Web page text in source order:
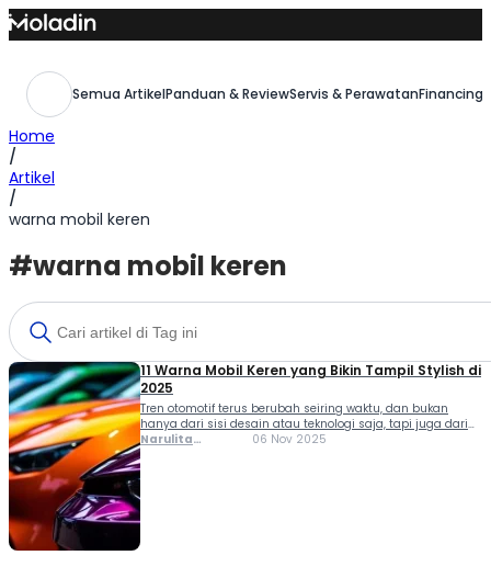
Skip
to
Semua ArtikelPanduan & ReviewServis & Perawatan
Home
/
Artikel
/
warna mobil keren
#warna mobil keren
11 Warna Mobil Keren yang Bikin Tampil Stylish di
2025
Tren otomotif terus berubah seiring waktu, dan bukan
hanya dari sisi desain atau teknologi saja, tapi juga dari
segi pilihan warna. Saat ini, banyak orang memilih warna
Narulita
06 Nov 2025